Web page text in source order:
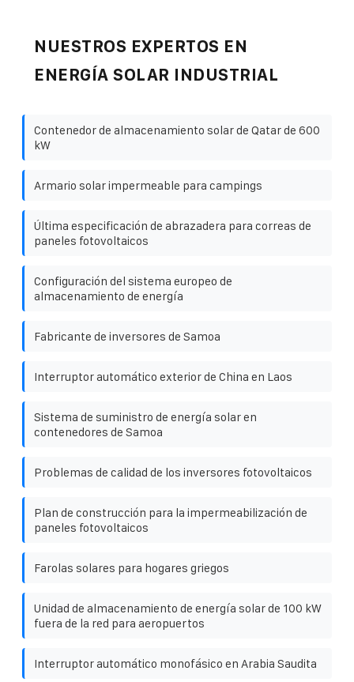
NUESTROS EXPERTOS EN
ENERGÍA SOLAR INDUSTRIAL
Contenedor de almacenamiento solar de Qatar de 600
kW
Armario solar impermeable para campings
Última especificación de abrazadera para correas de
paneles fotovoltaicos
Configuración del sistema europeo de
almacenamiento de energía
Fabricante de inversores de Samoa
Interruptor automático exterior de China en Laos
Sistema de suministro de energía solar en
contenedores de Samoa
Problemas de calidad de los inversores fotovoltaicos
Plan de construcción para la impermeabilización de
paneles fotovoltaicos
Farolas solares para hogares griegos
Unidad de almacenamiento de energía solar de 100 kW
fuera de la red para aeropuertos
Interruptor automático monofásico en Arabia Saudita